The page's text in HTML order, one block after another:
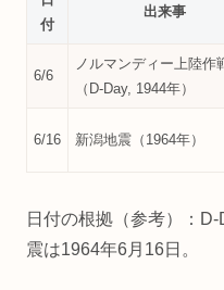
付
出来事
6/6
ノルマンディー上陸作
（D-Day, 1944年）
6/16 新潟地震（1964年）
日付の根拠（参考）：
震は1964年6月16日。